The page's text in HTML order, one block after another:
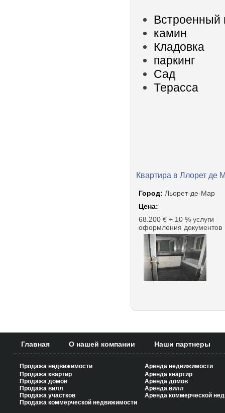
камин
Кладовка
паркинг
Сад
Терасса
Квартира в Ллорет де
Город: Льорет-де-Мар
Цена:
68.200 € + 10 % услуги
оформления документов
Главная О нашей компании Наши партнеры
Продажа недвижимости
Продажа квартир
Продажа домов
Продажа вилл
Продажа участков
Продажа коммерческой недвижимости
Аренда недвижимости
Аренда квартир
Аренда домов
Аренда вилл
Аренда коммерческой